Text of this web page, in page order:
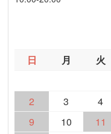
日
月 火
2
3 4
9
10 11